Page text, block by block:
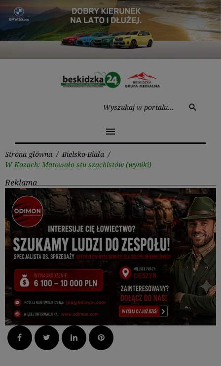
Przejdź
treści
search
menu
Strona główna / Bielsko-Biała /
W Kozach: Matowało stu szachistów (wyniki)
Reklama
Facebook Twitter LinkedInPinterest